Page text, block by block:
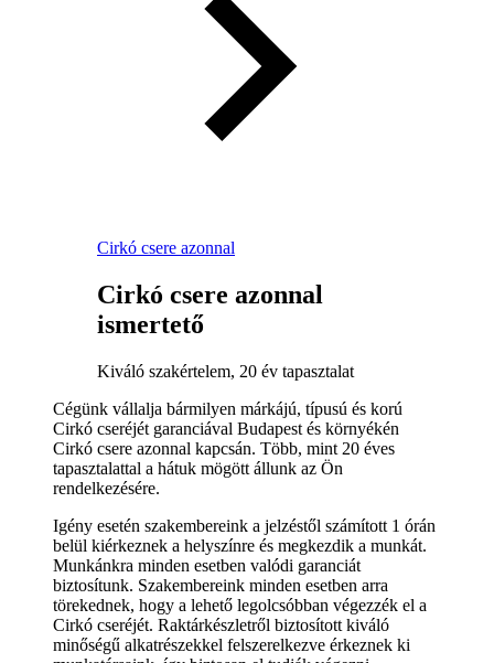
Cirkó csere azonnal
Cirkó csere azonnal
ismertető
Kiváló szakértelem, 20 év tapasztalat
Cégünk vállalja bármilyen márkájú, típusú és korú
Cirkó cseréjét garanciával Budapest és környékén
Cirkó csere azonnal kapcsán. Több, mint 20 éves
tapasztalattal a hátuk mögött állunk az Ön
rendelkezésére.
Igény esetén szakembereink a jelzéstől számított 1 órán
belül kiérkeznek a helyszínre és megkezdik a munkát.
Munkánkra minden esetben valódi garanciát
biztosítunk. Szakembereink minden esetben arra
törekednek, hogy a lehető legolcsóbban végezzék el a
Cirkó cseréjét. Raktárkészletről biztosított kiváló
minőségű alkatrészekkel felszerelkezve érkeznek ki